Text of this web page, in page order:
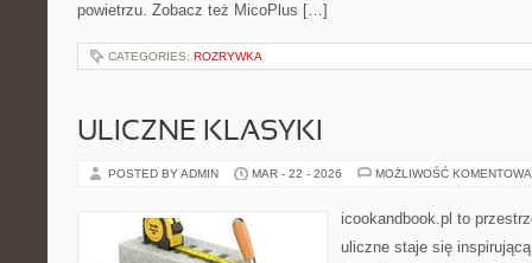
powietrzu. Zobacz też MicoPlus […]
CATEGORIES: ROZRYWKA
ULICZNE KLASYKI
POSTED BY ADMIN MAR - 22 - 2026 MOŻLIWOŚĆ
icookandbook.pl to
uliczne staje się